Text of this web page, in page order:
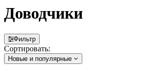
Доводчики
Фильтр
Сортировать:
Новые и популярные